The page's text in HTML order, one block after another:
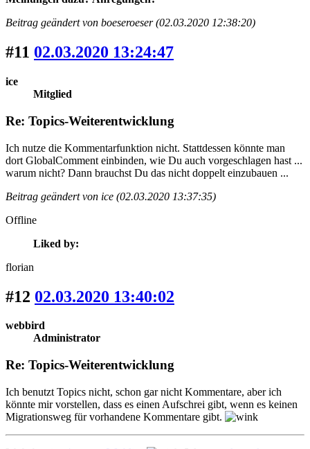
Beitrag geändert von boeseroeser (02.03.2020 12:38:20)
#11 02.03.2020 13:24:47
ice
Mitglied
Re: Topics-Weiterentwicklung
Ich nutze die Kommentarfunktion nicht. Stattdessen könnte man
dort GlobalComment einbinden, wie Du auch vorgeschlagen hast ...
warum nicht? Dann brauchst Du das nicht doppelt einzubauen ...
Beitrag geändert von ice (02.03.2020 13:37:35)
Offline
Liked by:
florian
#12 02.03.2020 13:40:02
webbird
Administrator
Re: Topics-Weiterentwicklung
Ich benutzt Topics nicht, schon gar nicht Kommentare, aber ich
könnte mir vorstellen, dass es einen Aufschrei gibt, wenn es keinen
Migrationsweg für vorhandene Kommentare gibt.